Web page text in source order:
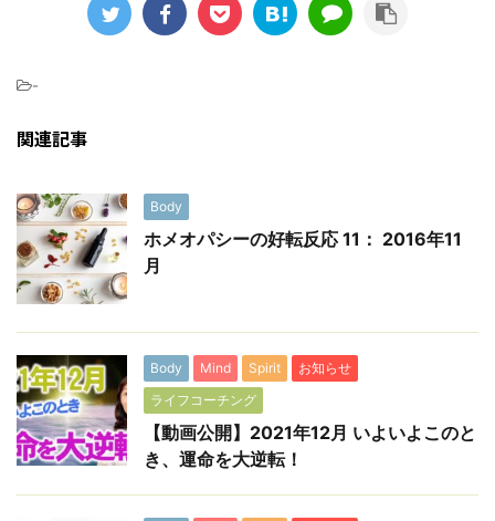
-
関連記事
Body
ホメオパシーの好転反応 11： 2016年11
月
Body Mind Spirit
お知らせ
ライフコーチング
【動画公開】2021年12月 いよいよこのと
き、運命を大逆転！